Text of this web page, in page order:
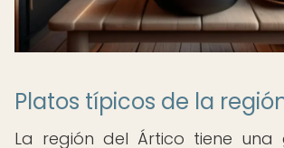
Platos típicos de la
La región del Ártico tiene una